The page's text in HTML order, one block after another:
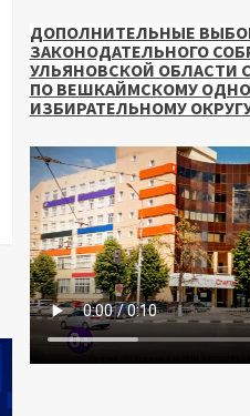
ДОПОЛНИТЕЛЬНЫЕ
ЗАКОНОДАТЕЛЬНОГО
УЛЬЯНОВСКОЙ ОБЛАСТИ
ПО ВЕШКАЙМСКОМУ
ИЗБИРАТЕЛЬНОМУ